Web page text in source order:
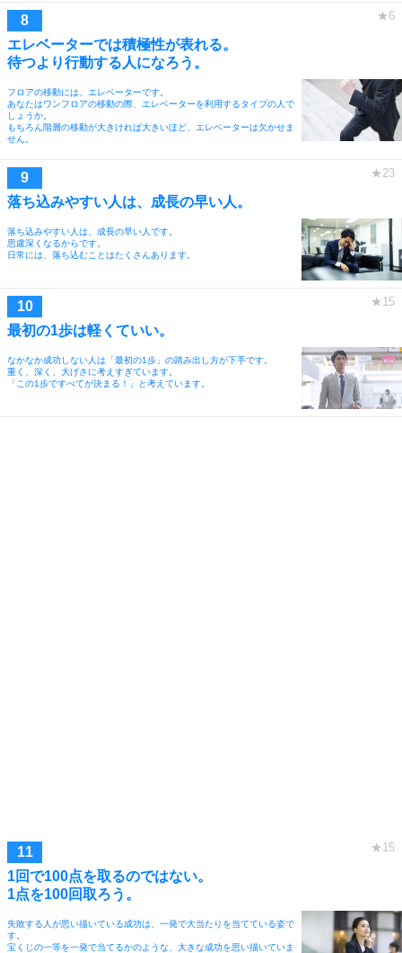
エレベーターでは積極性が表れる。
待つより行動する人になろう。
フロアの移動には、エレベーターです。
あなたはワンフロアの移動の際、エレベーターを利用するタイプの人で
しょうか。
もちろん階層の移動が大きければ大きいほど、エレベーターは欠かせま
せん。
落ち込みやすい人は、成長の早い人。
落ち込みやすい人は、成長の早い人です。
思慮深くなるからです。
日常には、落ち込むことはたくさんあります。
最初の1歩は軽くていい。
なかなか成功しない人は「最初の1歩」の踏み出し方が下手です。
重く、深く、大げさに考えすぎています。
「この1歩ですべてが決まる！」と考えています。
1回で100点を取るのではない。
1点を100回取ろう。
失敗する人が思い描いている成功は、一発で大当たりを当てている姿で
す。
宝くじの一等を一発で当てるかのような、大きな成功を思い描いていま